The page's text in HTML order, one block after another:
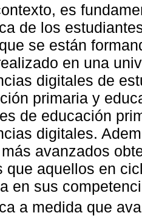
es
de los
se están
en una
digitales de
primaria y
de educación
digitales.
avanzados
que aquellos en
en sus
a medida que